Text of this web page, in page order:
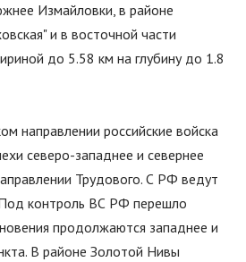
Измайловки, в районе
"и в восточной части
до 5.58 км на глубину до 1.8
направлении российские войска
северо-западнее и севернее
Трудового. С РФ ведут
контроль ВС РФ перешло
продолжаются западнее и
В районе Золотой Нивы